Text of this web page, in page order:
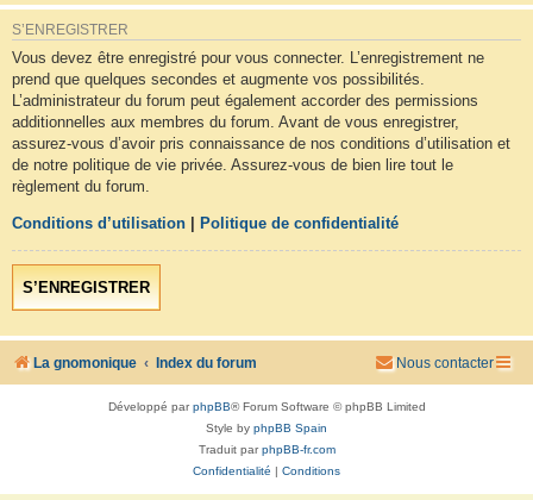
S’ENREGISTRER
Vous devez être enregistré pour vous connecter. L’enregistrement ne
prend que quelques secondes et augmente vos possibilités.
L’administrateur du forum peut également accorder des permissions
additionnelles aux membres du forum. Avant de vous enregistrer,
assurez-vous d’avoir pris connaissance de nos conditions d’utilisation et
de notre politique de vie privée. Assurez-vous de bien lire tout le
règlement du forum.
Conditions d’utilisation Politique de confidentialité
S’ENREGISTRER
La gnomonique Index du forum Nous contacter
Développé parphpBB® Forum Software © phpBB Limited
Style by phpBB Spain
Traduit parphpBB-fr.com
Confidentialité
Conditions